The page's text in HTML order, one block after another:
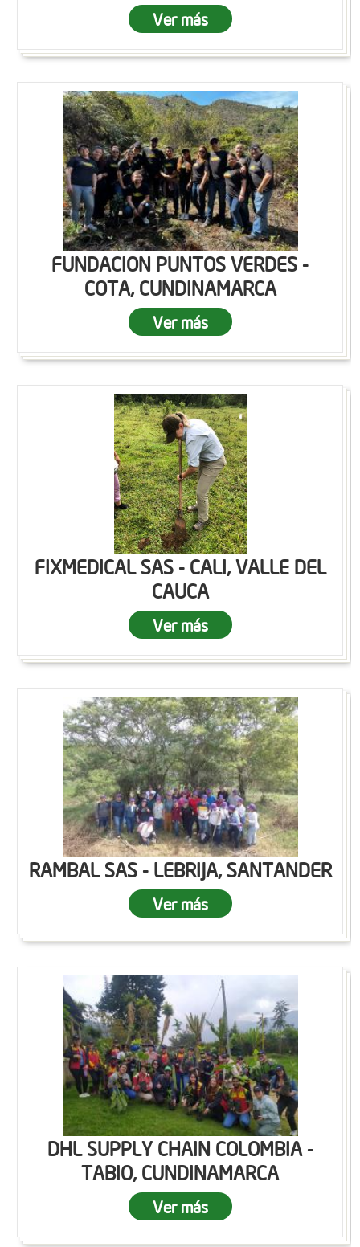
Ver más
FUNDACION PUNTOS VERDES -
COTA, CUNDINAMARCA
Ver más
FIXMEDICAL SAS - CALI, VALLE DEL
CAUCA
Ver más
RAMBAL SAS - LEBRIJA, SANTANDER
Ver más
DHL SUPPLY CHAIN COLOMBIA -
TABIO, CUNDINAMARCA
Ver más